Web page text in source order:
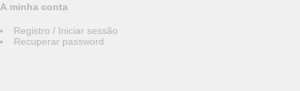
A minha conta
Registro / Iniciar sessão
Recuperar password